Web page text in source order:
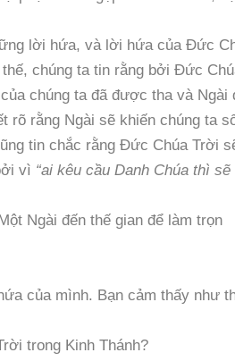
lời hứa, và lời hứa của Đức
chúng ta tin rằng bởi Đức
chúng ta đã được tha và Ngài
rõ rằng Ngài sẽ khiến chúng ta
tin chắc rằng Đức Chúa Trời
vì “ai kêu cầu Danh Chúa thì sẽ
Ngài đến thế gian để làm trọn
của mình. Bạn cảm thấy như
trong Kinh Thánh?